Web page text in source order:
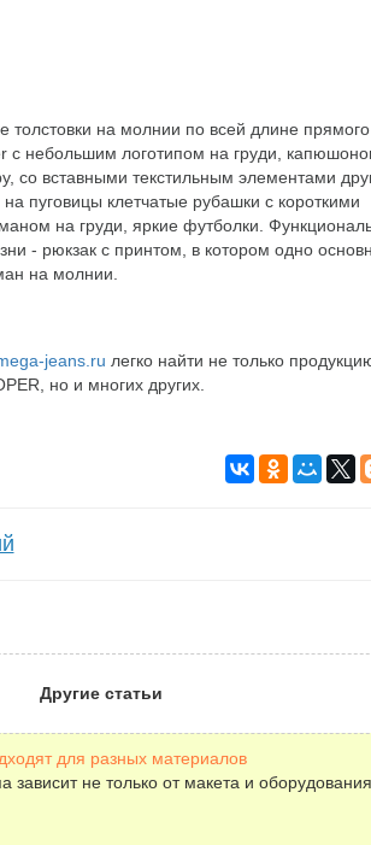
толстовки на молнии по всей длине прямого
с небольшим логотипом на груди,
со вставными текстильным элементами
пуговицы клетчатые рубашки с короткими
на груди, яркие футболки.
- рюкзак с принтом, в котором одно
на молнии.
jeans.ru легко найти не только
но и многих других.
Другие статьи
для разных материалов
зависит не только от макета и